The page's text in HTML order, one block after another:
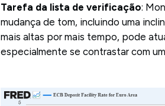
Tarefa da lista de verificação:
mudança de tom, incluindo uma
mais altas por mais tempo, pode
especialmente se contrastar com